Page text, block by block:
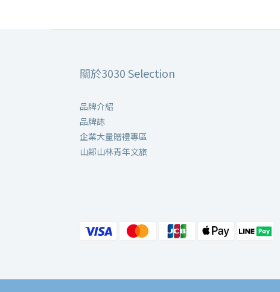
關於3030 Selection
品牌介紹
品牌誌
企業大量贈禮專區
山鄰山林青年文旅